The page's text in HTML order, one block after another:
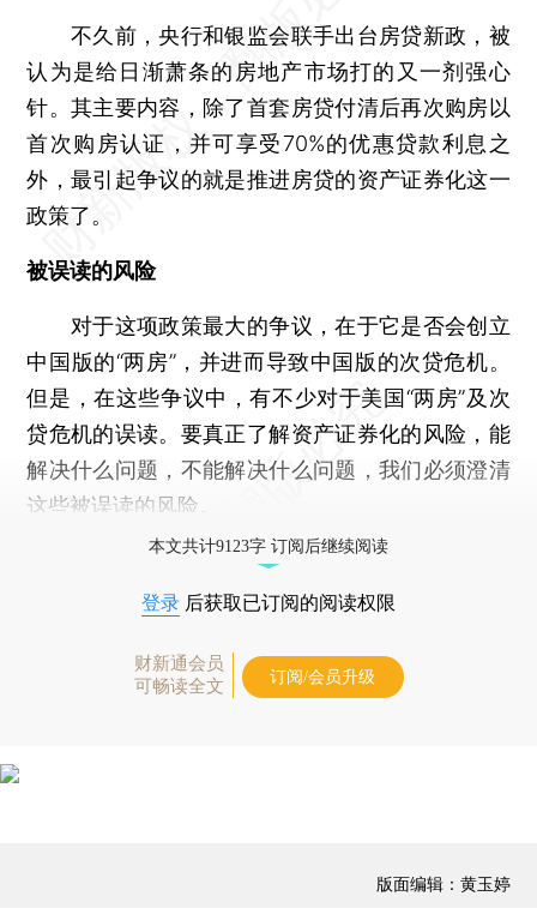
不久前，央行和银监会联手出台房贷新政，被
认为是给日渐萧条的房地产市场打的又一剂强心
针。其主要内容，除了首套房贷付清后再次购房以
首次购房认证，并可享受70%的优惠贷款利息之
外，最引起争议的就是推进房贷的资产证券化这一
政策了。
被误读的风险
对于这项政策最大的争议，在于它是否会创立
中国版的“两房”，并进而导致中国版的次贷危机。
但是，在这些争议中，有不少对于美国“两房”及次
贷危机的误读。要真正了解资产证券化的风险，能
解决什么问题，不能解决什么问题，我们必须澄清
这些被误读的风险。
本文共计9123字 订阅后继续阅读
登录 后获取已订阅的阅读权限
财新通会员
可畅读全文
订阅/会员升级
版面编辑：黄玉婷